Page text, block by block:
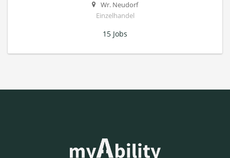
Wr. Neudorf
Einzelhandel
15 Jobs